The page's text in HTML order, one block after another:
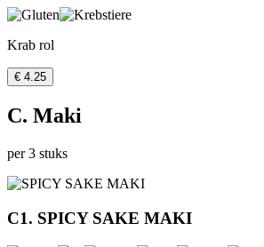
Krab rol
€ 4.25
C. Maki
per 3 stuks
C1. SPICY SAKE MAKI